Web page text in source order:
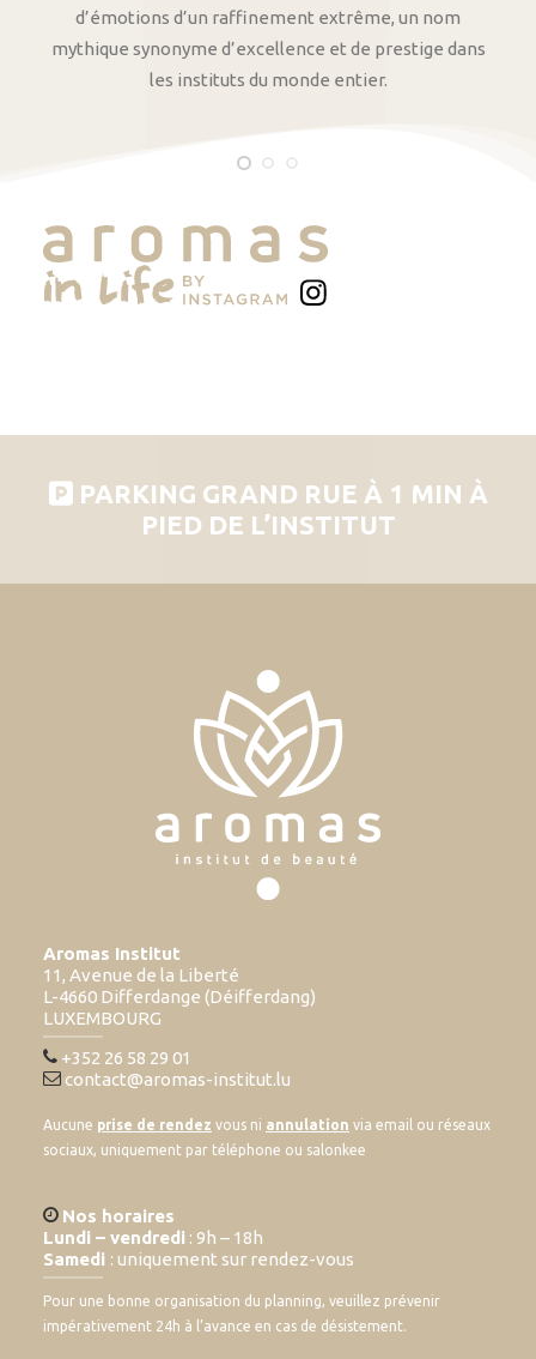
d’émotions d’un raffinement extrême, un nom
mythique synonyme d’excellence et de prestige dans
les instituts du monde entier.
PARKING GRAND RUE À 1 MIN À
PIED DE L’INSTITUT
Aromas Institut
11, Avenue de la Liberté
L-4660 Differdange (Déifferdang)
LUXEMBOURG
+352 26 58 29 01
contact@aromas-institut.lu
Aucune prise de rendez vous ni annulation via email ou réseaux
sociaux, uniquement par téléphone ou salonkee
Nos horaires
Lundi – vendredi : 9h – 18h
Samedi : uniquement sur rendez-vous
Pour une bonne organisation du planning, veuillez prévenir
impérativement 24h à l’avance en cas de désistement.